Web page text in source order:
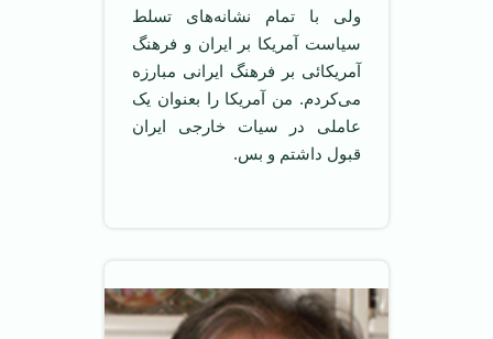
ولی با تمام نشانه‌های تسلط
سیاست آمریکا بر ایران و فرهنگ
آمریکائی بر فرهنگ ایرانی مبارزه
می‌کردم. من آمریکا را بعنوان یک
عاملی در سیات خارجی ایران
قبول داشتم و بس.